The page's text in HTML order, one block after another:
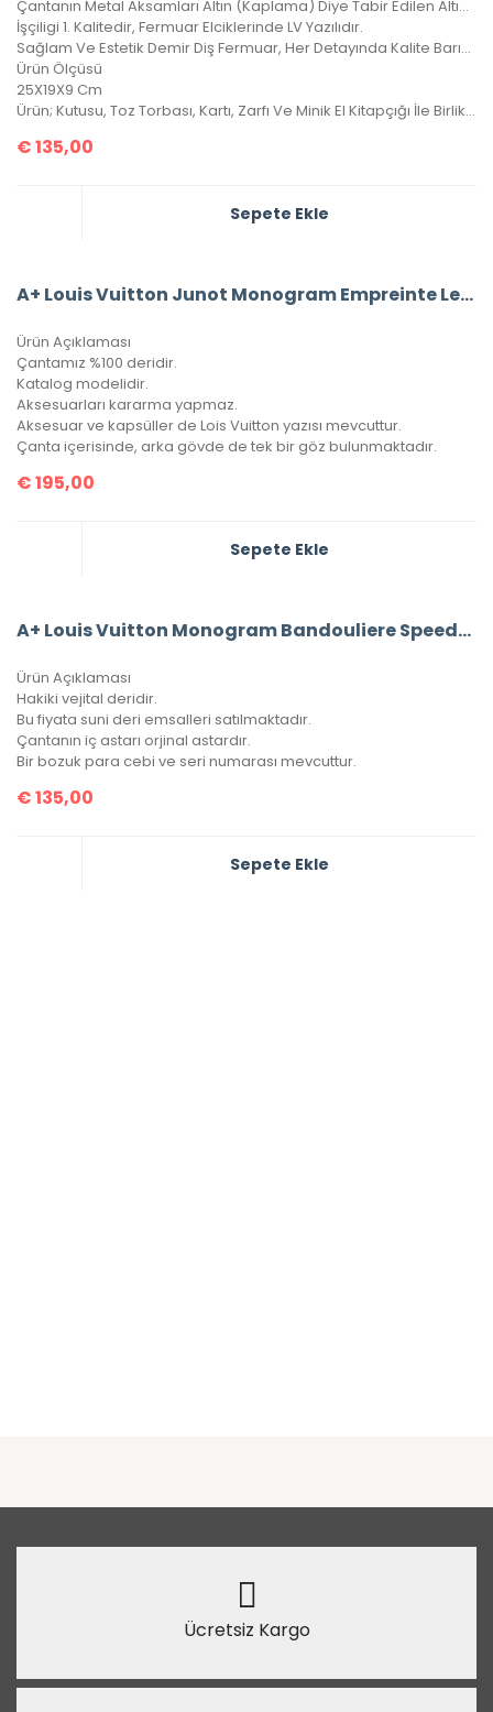
Çantanın Metal Aksamları Altın (Kaplama) Diye Tabir Edilen Altın Banyodur, Yıllarca Kararma Yapmaz.
İşçiligi 1. Kalitedir, Fermuar Elciklerinde LV Yazılıdır.
Sağlam Ve Estetik Demir Diş Fermuar, Her Detayında Kalite Barındıran Harika Bir Çanta, 4 Mevsim Kullanılabilir.
Ürün Ölçüsü
25X19X9 Cm
Ürün; Kutusu, Toz Torbası, Kartı, Zarfı Ve Minik El Kitapçığı İle Birlikte Gönderilecektir.
€135,00
Sepete Ekle
A+ Louis Vuitton Junot Monogram Empreinte Leather
Ürün Açıklaması
Çantamız %100 deridir.
Katalog modelidir.
Aksesuarları kararma yapmaz.
Aksesuar ve kapsüller de Lois Vuitton yazısı mevcuttur.
Çanta içerisinde, arka gövde de tek bir göz bulunmaktadır.
€195,00
Sepete Ekle
A+ Louis Vuitton Monogram Bandouliere Speedy 30’Luk Vejital Deri (LV33)
Ürün Açıklaması
Hakiki vejital deridir.
Bu fiyata suni deri emsalleri satılmaktadır.
Çantanın iç astarı orjinal astardır.
Bir bozuk para cebi ve seri numarası mevcuttur.
€135,00
Sepete Ekle
Ücretsiz Kargo